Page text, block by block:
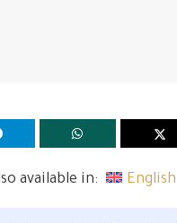
available in: English